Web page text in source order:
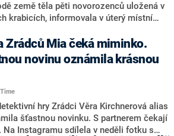
země těla pěti novorozenců uložená v
krabicích, informovala v úterý místní
partner ženy, která v neděli porodila
dítě a pak byla převezena do nemocnice,
AFP.
Zrádců Mia čeká miminko.
novinu oznámila krásnou
hry Zrádci Věra Kirchnerová alias
šťastnou novinku. S partnerem čekají
Na Instagramu sdílela v neděli fotku s